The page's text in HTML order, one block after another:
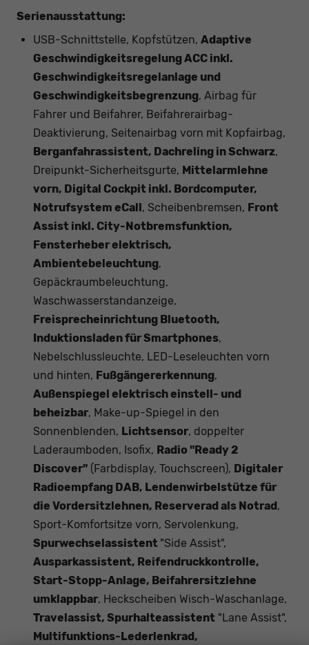
Serienausstattung:
USB-Schnittstelle, Kopfstützen, Adaptive
Geschwindigkeitsregelung ACC inkl.
Geschwindigkeitsregelanlage und
Geschwindigkeitsbegrenzung, Airbag für
Fahrer und Beifahrer, Beifahrerairbag-
Deaktivierung, Seitenairbag vorn mit Kopfairbag,
Berganfahrassistent, Dachreling in Schwarz,
Dreipunkt-Sicherheitsgurte, Mittelarmlehne
vorn, Digital Cockpit inkl. Bordcomputer,
Notrufsystem eCall , Scheibenbremsen, Front
Assist inkl. City-Notbremsfunktion,
Fensterheber elektrisch,
Ambientebeleuchtung,
Gepäckraumbeleuchtung,
Waschwasserstandanzeige,
Freisprecheinrichtung Bluetooth,
Induktionsladen für Smartphones,
Nebelschlussleuchte, LED-Leseleuchten vorn
und hinten, Fußgängererkennung,
Außenspiegel elektrisch einstell- und
beheizbar, Make-up-Spiegel in den
Sonnenblenden, Lichtsensor, doppelter
Laderaumboden, Isofix, Radio "Ready 2
Discover" (Farbdisplay, Touchscreen), Digitaler
Radioempfang DAB, Lendenwirbelstütze für
die Vordersitzlehnen, Reserverad als Notrad ,
Sport-Komfortsitze vorn, Servolenkung,
Spurwechselassistent "Side Assist",
Ausparkassistent, Reifendruckkontrolle,
Start-Stopp-Anlage, Beifahrersitzlehne
umklappbar, Heckscheiben Wisch-Waschanlage,
Travelassist, Spurhalteassistent "Lane Assist",
Multifunktions-Lederlenkrad,